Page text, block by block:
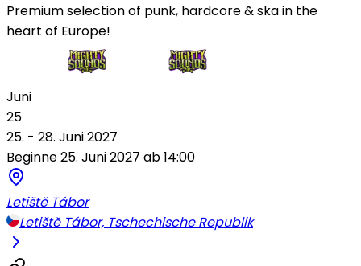
Premium selection of punk, hardcore & ska in the
heart of Europe!
Juni
25
25. - 28. Juni 2027
Beginne 25. Juni 2027 ab 14:00
Letiště Tábor
Letiště Tábor, Tschechische Republik